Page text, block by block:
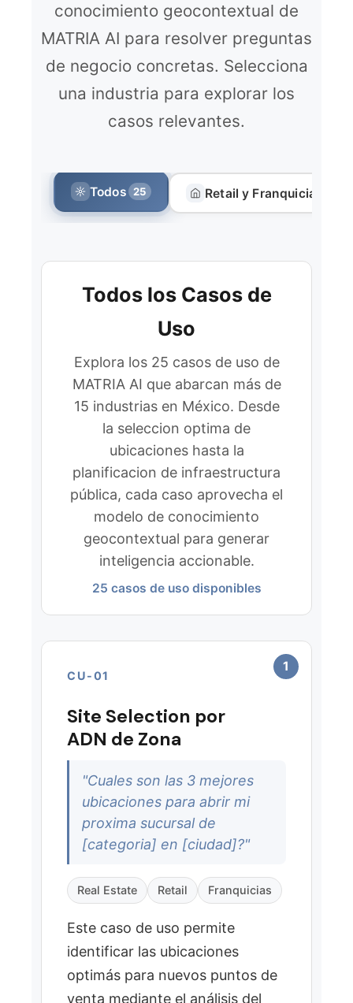
conocimiento geocontextual de
MATRIA AI para resolver preguntas
de negocio concretas. Selecciona
una industria para explorar los
casos relevantes.
Todos 25 Retail y Franquicias
Todos los Casos de
Uso
Explora los 25 casos de uso de
MATRIA AI que abarcan más de
15 industrias en México. Desde
la seleccion optima de
ubicaciones hasta la
planificacion de infraestructura
pública, cada caso aprovecha el
modelo de conocimiento
geocontextual para generar
inteligencia accionable.
25 casos de uso disponibles
1
CU-01
Site Selection por
ADN de Zona
"Cuales son las 3 mejores
ubicaciones para abrir mi
proxima sucursal de
[categoria] en [ciudad]?"
Real Estate Retail Franquicias
Este caso de uso permite
identificar las ubicaciones
optimás para nuevos puntos de
venta mediante el análisis del